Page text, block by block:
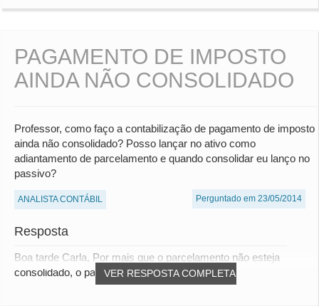
PAGAMENTO DE IMPOSTO
AINDA NÃO CONSOLIDADO
Professor, como faço a contabilização de pagamento de imposto
ainda não consolidado? Posso lançar no ativo como
adiantamento de parcelamento e quando consolidar eu lanço no
passivo?
ANALISTA CONTÁBIL Perguntado em 23/05/2014
Resposta
VER RESPOSTA COMPLETA
Boa tarde Carla, Por mais que o parcelamento não esteja
consolidado, o pagamento deverá ser registr...